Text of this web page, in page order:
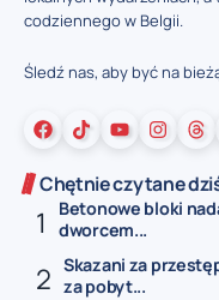
codziennego w Belgii.
Śledź nas, aby być na
Chętnie czytane
Betonowe bloki
dworcem...
Skazani za
za pobyt...